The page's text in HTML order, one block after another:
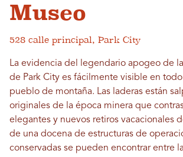
Museo
528 calle principal, Park City
La evidencia del legendario apogeo de
de Park City es fácilmente visible en
pueblo de montaña. Las laderas están
originales de la época minera que
elegantes y nuevos retiros vacacionales
de una docena de estructuras de
conservadas se pueden encontrar entre